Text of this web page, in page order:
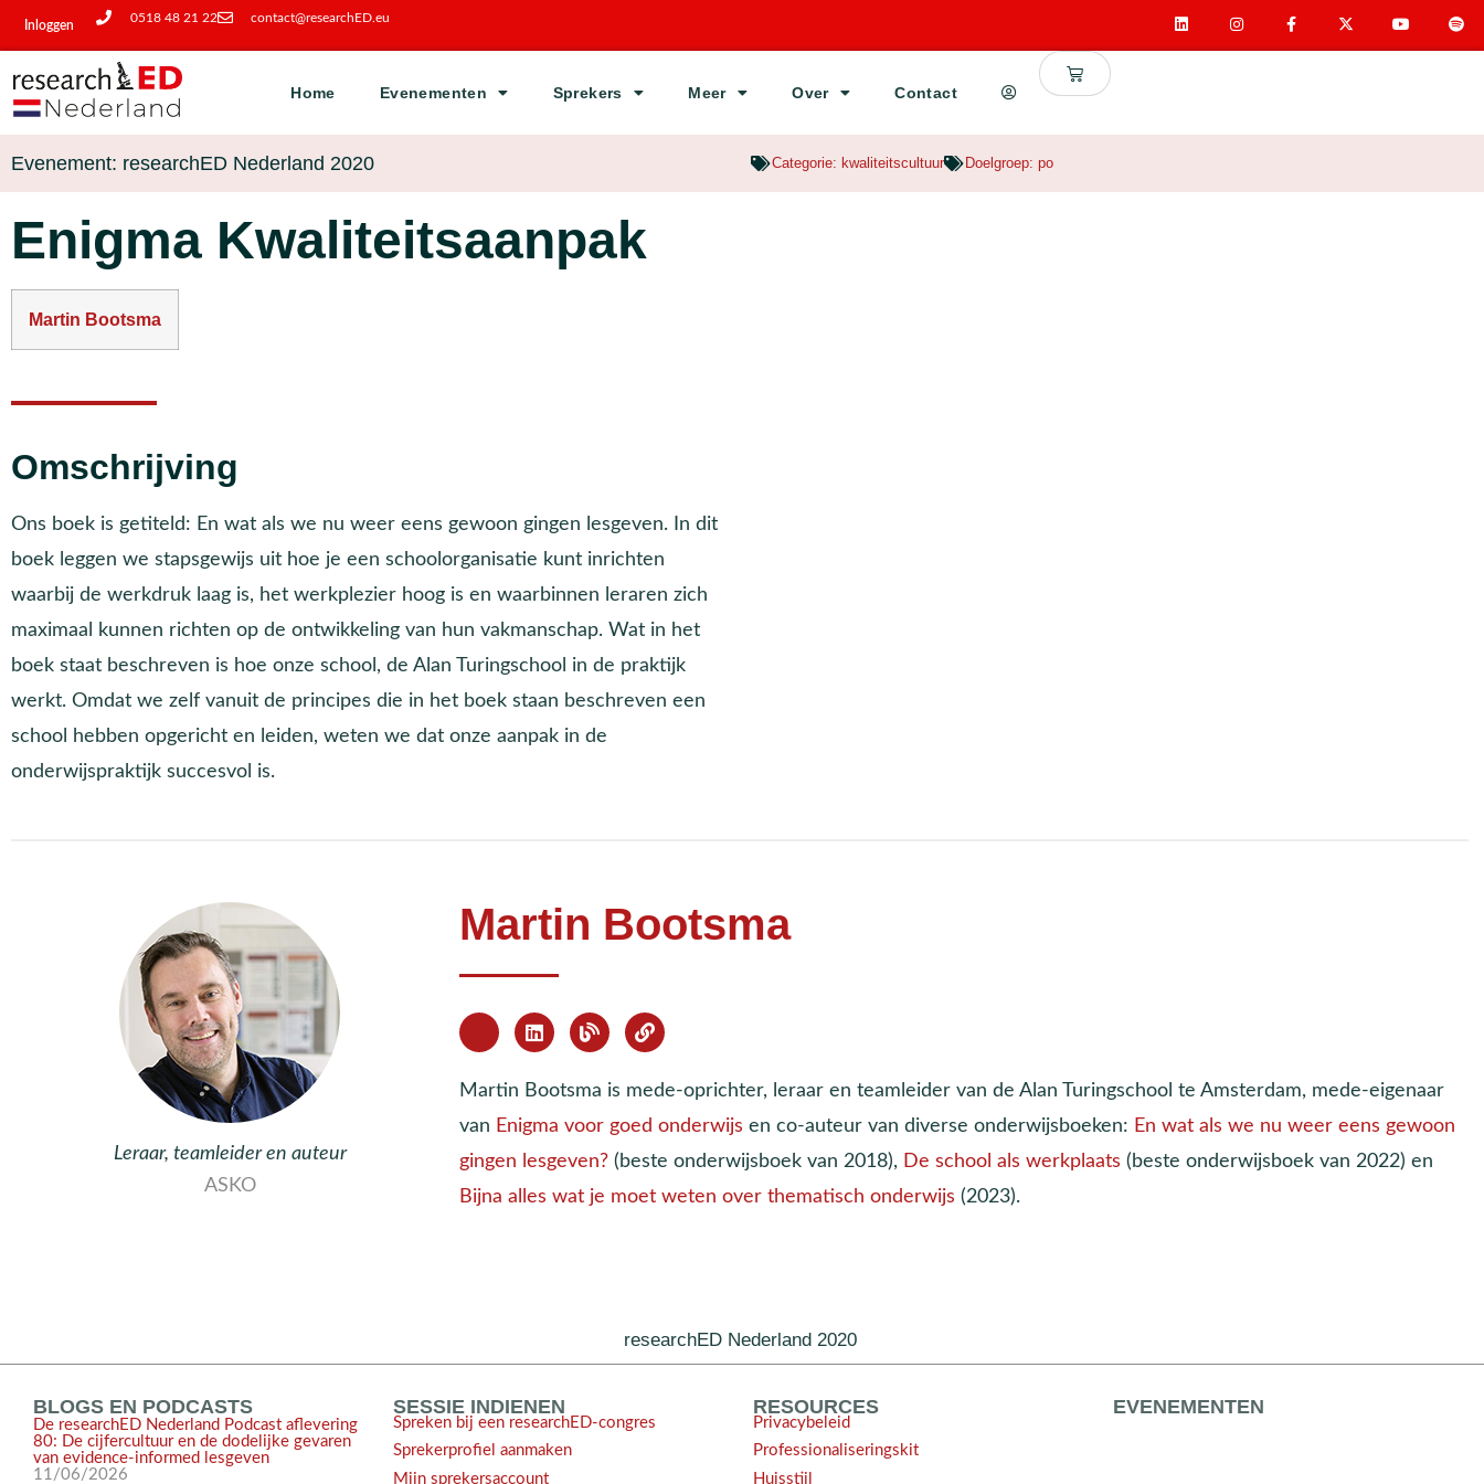
Inloggen
0518 48 21 22 contact@researchED.eu
Home Evenementen Sprekers Meer Over Contact
Evenement: researchED Nederland 2020 Categorie: kwaliteitscultuur Doelgroep: po
Enigma Kwaliteitsaanpak
Martin Bootsma
Omschrijving
Ons boek is getiteld: En wat als we nu weer eens gewoon gingen lesgeven. In dit
boek leggen we stapsgewijs uit hoe je een schoolorganisatie kunt inrichten
waarbij de werkdruk laag is, het werkplezier hoog is en waarbinnen leraren zich
maximaal kunnen richten op de ontwikkeling van hun vakmanschap. Wat in het
boek staat beschreven is hoe onze school, de Alan Turingschool in de praktijk
werkt. Omdat we zelf vanuit de principes die in het boek staan beschreven een
school hebben opgericht en leiden, weten we dat onze aanpak in de
onderwijspraktijk succesvol is.
Leraar, teamleider en auteur
ASKO
Martin Bootsma
Martin Bootsma is mede-oprichter, leraar en teamleider van de Alan Turingschool te Amsterdam, mede-eigenaar
van Enigma voor goed onderwijs en co-auteur van diverse onderwijsboeken: En wat als we nu weer eens gewoon
gingen lesgeven? (beste onderwijsboek van 2018), De school als werkplaats (beste onderwijsboek van 2022) en
Bijna alles wat je moet weten over thematisch onderwijs (2023).
researchED Nederland 2020
BLOGS EN PODCASTS
De researchED Nederland Podcast aflevering
80: De cijfercultuur en de dodelijke gevaren
van evidence-informed lesgeven
11/06/2026
SESSIE INDIENEN
Spreken bij een researchED-congres
Sprekerprofiel aanmaken
Mijn sprekersaccount
RESOURCES
Privacybeleid
Professionaliseringskit
Huisstijl
EVENEMENTEN